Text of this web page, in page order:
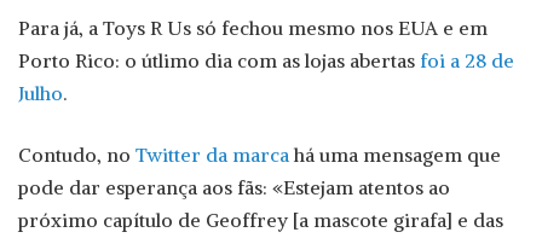
Para já, a Toys R Us só fechou mesmo nos EUA e em
Porto Rico: o útlimo dia com as lojas abertas foi a 28 de
Julho.
Contudo, no Twitter da marca há uma mensagem que
pode dar esperança aos fãs: «Estejam atentos ao
próximo capítulo de Geoffrey [a mascote girafa] e das